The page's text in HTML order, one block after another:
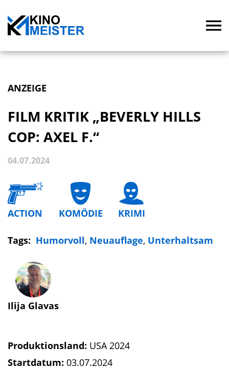
ANZEIGE
FILM KRITIK „BEVERLY HILLS
COP: AXEL F.“
04.07.2024
ACTION KOMÖDIE KRIMI
Tags: Humorvoll, Neuauflage, Unterhaltsam
Ilija Glavas
Produktionsland: USA 2024
Startdatum: 03.07.2024